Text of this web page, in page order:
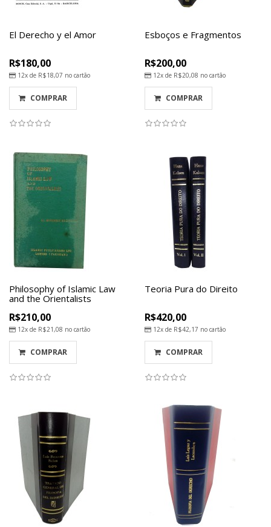
El Derecho y el Amor
R$180,00
12x de R$18,07 no cartão
COMPRAR
Esboços e Fragmentos
R$200,00
12x de R$20,08 no cartão
COMPRAR
Philosophy of Islamic Law
and the Orientalists
R$210,00
12x de R$21,08 no cartão
COMPRAR
Teoria Pura do Direito
R$420,00
12x de R$42,17 no cartão
COMPRAR